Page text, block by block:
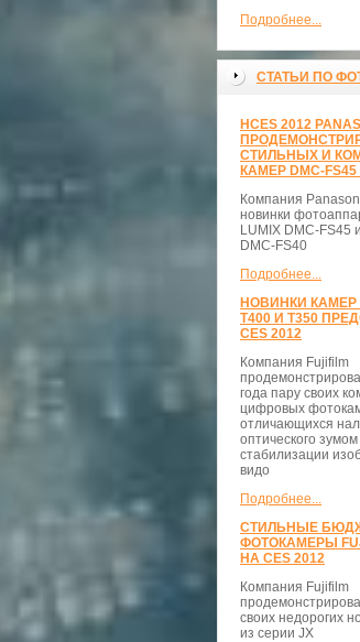
Подробнее...
СТАТЬИ ПО
НCES 2012
СТИЛЬНЫХ И
КАМЕР DMC-FS45
Компания
новинки
LUMIX DMC-FS45
DMC-FS40
Подробнее...
НОВИНКИ КАМЕР
T400 И T350
CES 2012
Компания Fujifilm
года пару своих
цифровых
отличающихся
оптического
стабилизации
видо
Подробнее...
СТИЛЬНЫЕ
ФОТОКАМЕРЫ
НА CES 2012
Компания Fujifilm
своих недорогих
из серии JX